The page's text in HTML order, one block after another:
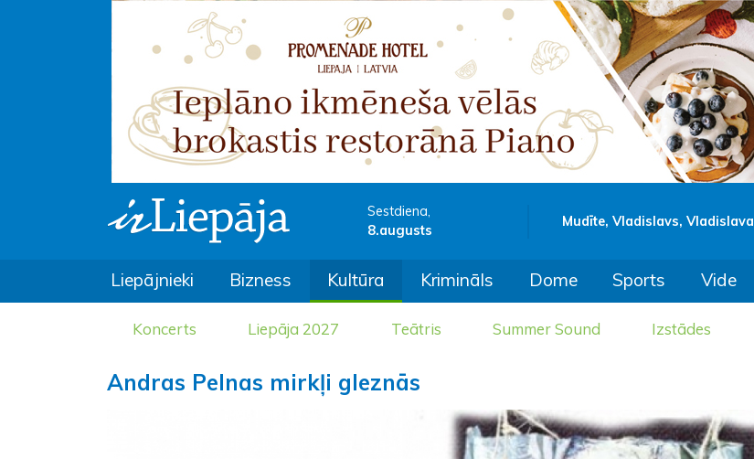
Sestdiena,
8.augusts
Mudīte, Vladislavs, Vladislava
Liepājnieki Bizness Kultūra Krimināls Dome Sports Vide
Koncerts Liepāja 2027 Teātris Summer Sound Izstādes
Andras Pelnas mirkļi gleznās